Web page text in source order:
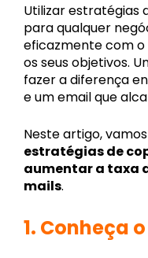
Utilizar estratégias
para qualquer
eficazmente com
os seus objetivos.
fazer a diferença
e um email que
Neste artigo,
estratégias de
aumentar a taxa
mails.
1. Conheça